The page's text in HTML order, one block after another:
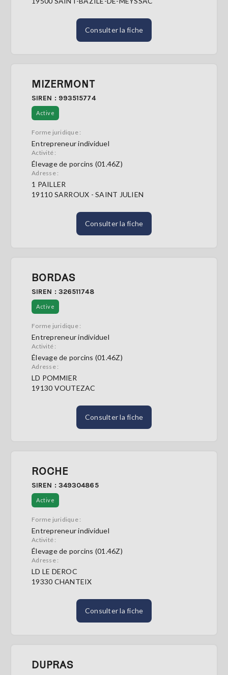
Consulter la fiche
MIZERMONT
SIREN : 993515774
Active
Forme juridique :
Entrepreneur individuel
Activité :
Élevage de porcins (01.46Z)
Adresse :
1 PAILLER
19110 SARROUX - SAINT JULIEN
Consulter la fiche
BORDAS
SIREN : 326511748
Active
Forme juridique :
Entrepreneur individuel
Activité :
Élevage de porcins (01.46Z)
Adresse :
LD POMMIER
19130 VOUTEZAC
Consulter la fiche
ROCHE
SIREN : 349304865
Active
Forme juridique :
Entrepreneur individuel
Activité :
Élevage de porcins (01.46Z)
Adresse :
LD LE DEROC
19330 CHANTEIX
Consulter la fiche
DUPRAS